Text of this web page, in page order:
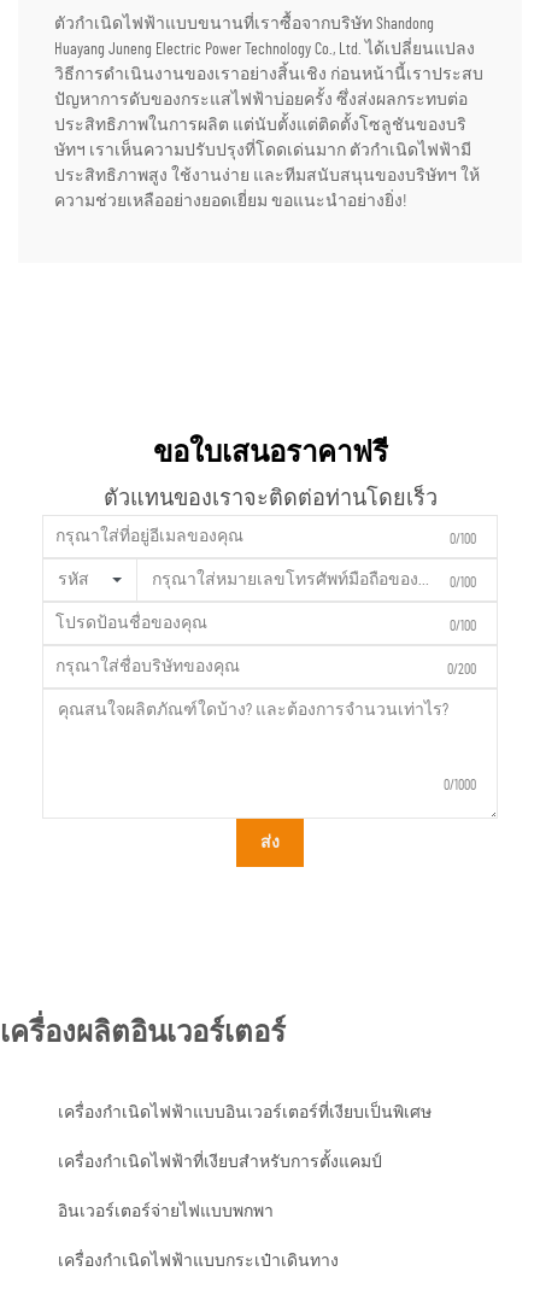
ตัวกำเนิดไฟฟ้าแบบขนานที่เราซื้อจากบริษัท Shandong
Huayang Juneng Electric Power Technology Co., Ltd. ได้เปลี่ยนแปลง
วิธีการดำเนินงานของเราอย่างสิ้นเชิง ก่อนหน้านี้เราประสบ
ปัญหาการดับของกระแสไฟฟ้าบ่อยครั้ง ซึ่งส่งผลกระทบต่อ
ประสิทธิภาพในการผลิต แต่นับตั้งแต่ติดตั้งโซลูชันของบริ
ษัทฯ เราเห็นความปรับปรุงที่โดดเด่นมาก ตัวกำเนิดไฟฟ้ามี
ประสิทธิภาพสูง ใช้งานง่าย และทีมสนับสนุนของบริษัทฯ ให้
ความช่วยเหลืออย่างยอดเยี่ยม ขอแนะนำอย่างยิ่ง!
ขอใบเสนอราคาฟรี
ตัวแทนของเราจะติดต่อท่านโดยเร็ว
0/100
รหัส 0/100
0/100
0/200
0/1000
ส่ง
เครื่องผลิตอินเวอร์เตอร์
เครื่องกำเนิดไฟฟ้าแบบอินเวอร์เตอร์ที่เงียบเป็นพิเศษ
เครื่องกำเนิดไฟฟ้าที่เงียบสำหรับการตั้งแคมป์
อินเวอร์เตอร์จ่ายไฟแบบพกพา
เครื่องกำเนิดไฟฟ้าแบบกระเป๋าเดินทาง